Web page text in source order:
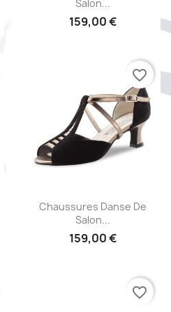
Salon...
159,00 €
Aperçu rapide
Chaussures Danse De
Salon...
159,00 €
favorite_border
favorite_border